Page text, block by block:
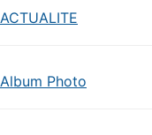
ACTUALITE
Album Photo